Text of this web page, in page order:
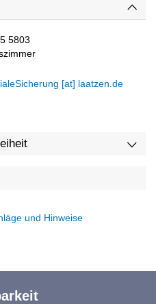
5803
[at] laatzen.de
und Hinweise